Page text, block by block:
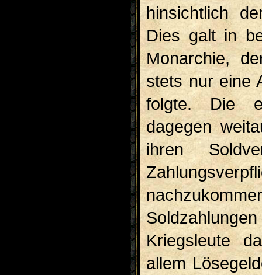
hinsichtlich
Dies galt in
Monarchie,
stets nur eine
folgte. Die
dagegen
ihren
Kriegsleute
allem